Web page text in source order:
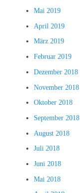
Mai 2019
April 2019
März 2019
Februar 2019
Dezember 2018
November 2018
Oktober 2018
September 2018
August 2018
Juli 2018
Juni 2018
Mai 2018